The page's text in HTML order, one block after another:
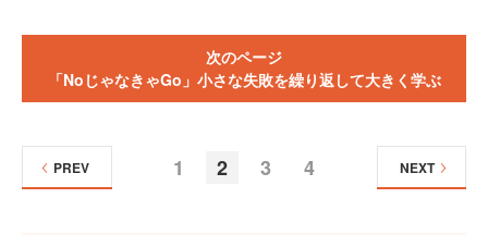
次のページ
「NoじゃなきゃGo」小さな失敗を繰り返して大きく学ぶ
1 2 3 4
PREV NEXT